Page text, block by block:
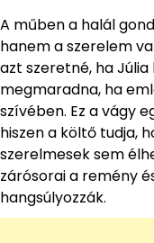
A műben a halál
hanem a szerelem
azt szeretné, ha
megmaradna, ha
szívében. Ez a vágy
hiszen a költő tudja,
szerelmesek sem
zárósorai a remény
hangsúlyozzák.